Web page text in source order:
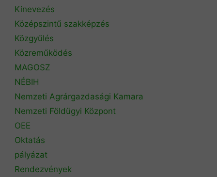
Kinevezés
Középszintű szakképzés
Közgyűlés
Közreműködés
MAGOSZ
NÉBIH
Nemzeti Agrárgazdasági Kamara
Nemzeti Földügyi Központ
OEE
Oktatás
pályázat
Rendezvények